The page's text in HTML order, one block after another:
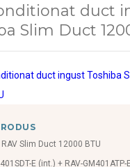
duct
Slim Duct
Slim Duct 12000 BTU
E (int.) + RAV-GM401ATP-